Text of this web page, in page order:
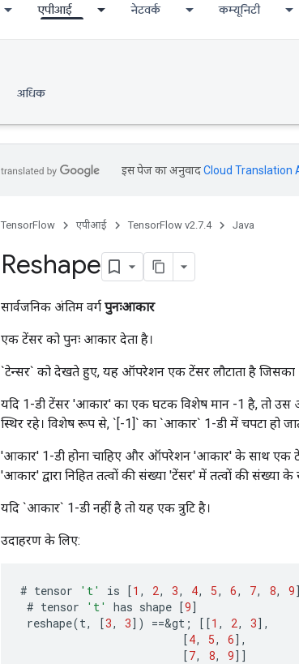
एपीआई नेटवर्क कम्यूनिटी
अधिक
इस पेज का अनुवादCloud Translation
TensorFlow एपीआई TensorFlow v2.7.4 Java
Reshape
सार्वजनिक अंतिम वर्ग पुनःआकार
एक टेंसर को पुनः आकार देता है।
`टेन्सर` को देखते हुए, यह ऑपरेशन एक टेंसर लौटाता है
यदि 1-डी टेंसर 'आकार' का एक घटक विशेष मान -1 है, तो
स्थिर रहे। विशेष रूप से, `[-1]` का `आकार` 1-डी में चपटा हो
'आकार' 1-डी होना चाहिए और ऑपरेशन 'आकार' के साथ एक
'आकार' द्वारा निहित तत्वों की संख्या 'टेंसर' में तत्वों की संख्या के
यदि `आकार` 1-डी नहीं है तो यह एक त्रुटि है।
उदाहरण के लिए:
# tensor 't' is [1 , 2, 3, 4, 5, 6, 7, 8, 9]
# tensor 't' has shape [9]
reshape(t, [3, 3] ) ==&gt ; [[1 , 2, 3] ,
[4, 5, 6] ,
[7, 8, 9]]